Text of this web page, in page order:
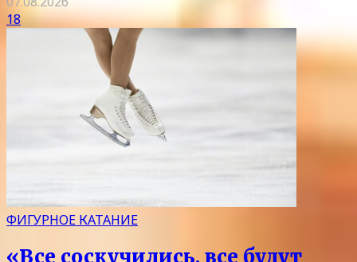
18
ФИГУРНОЕ КАТАНИЕ
«Все соскучились, все будут